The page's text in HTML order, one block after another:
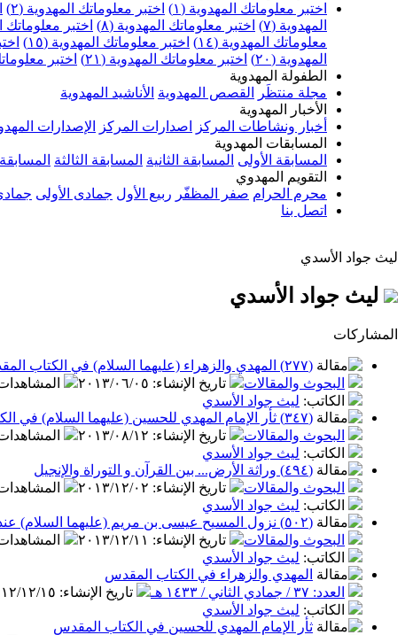
اختبر معلوماتك المهدوية (١)
اختبر معلوماتك المهدوية (٢)
المهدوية (٧)
اختبر معلوماتك المهدوية (٨) اختبر معلوماتك
معلوماتك المهدوية (١٤)
اختبر معلوماتك المهدوية (١٥)
المهدوية (٢٠)
اختبر معلوماتك المهدوية (٢١) اختبر
الطفولة المهدوية
مجلة منتظَر
القصص المهدوية الأناشيد المهدوية
الأخبار المهدوية
أخبار ونشاطات المركز
اصدارات المركز الإصدارات
المسابقات المهدوية
المسابقة الأولى المسابقة الثانية المسابقة الثالثة
التقويم المهدوي
محرم الحرام صفر المظفّر ربيع الأول جمادى الأولى
اتصل بنا
ليث جواد الأسدي
ليث جواد الأسدي
المشاركات
(٢٧٧) المهدي والزهراء (عليهما السلام) في الكتاب المقدس
البحوث والمقالات
تاريخ الإنشاء: ٢٠١٣/٠٦/٠٥
الكاتب: ليث جواد الأسدي
(٣٤٧) ثأر الإمام المهدي للحسين (عليهما السلام) في الكتاب المقدس
البحوث والمقالات
تاريخ الإنشاء: ٢٠١٣/٠٨/١٢
الكاتب: ليث جواد الأسدي
(٤٩٤) وراثة الأرض... بين القرآن و التوراة والإنجيل
البحوث والمقالات
تاريخ الإنشاء: ٢٠١٣/١٢/٠٢
الكاتب: ليث جواد الأسدي
(٥٠٢) نزول المسيح عيسى بن مريم (عليهما السلام) عند المسلمين والنصارى
البحوث والمقالات
تاريخ الإنشاء: ٢٠١٣/١٢/١١
الكاتب: ليث جواد الأسدي
المهدي والزهراء في الكتاب المقدس
العدد: ٣٧ / جمادي الثاني / ١٤٣٣ هـ
تاريخ الإنشاء: ٢٠١٢/
الكاتب: ليث جواد الأسدي
ثأر الإمام المهدي للحسين في الكتاب المقدس